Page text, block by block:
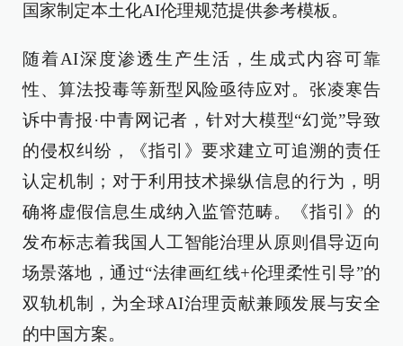
国家制定本土化AI伦理规范提供参考模板。
随着AI深度渗透生产生活，生成式内容可靠
性、算法投毒等新型风险亟待应对。张凌寒告
诉中青报·中青网记者，针对大模型“幻觉”导致
的侵权纠纷，《指引》要求建立可追溯的责任
认定机制；对于利用技术操纵信息的行为，明
确将虚假信息生成纳入监管范畴。《指引》的
发布标志着我国人工智能治理从原则倡导迈向
场景落地，通过“法律画红线+伦理柔性引导”的
双轨机制，为全球AI治理贡献兼顾发展与安全
的中国方案。